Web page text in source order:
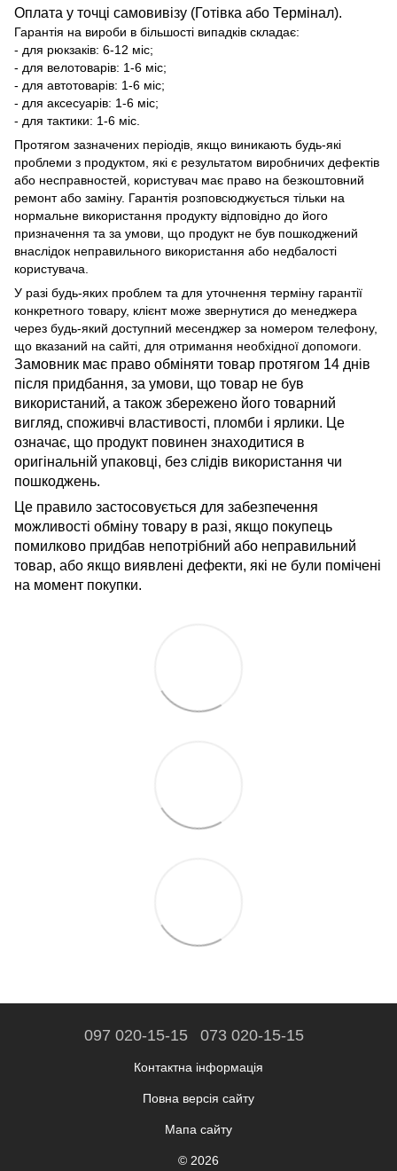
Оплата у точці самовивізу (Готівка або Термінал).
Гарантія на вироби в більшості випадків складає:
- для рюкзаків: 6-12 міс;
- для велотоварів: 1-6 міс;
- для автотоварів: 1-6 міс;
- для аксесуарів: 1-6 міс;
- для тактики: 1-6 міс.
Протягом зазначених періодів, якщо виникають будь-які
проблеми з продуктом, які є результатом виробничих дефектів
або несправностей, користувач має право на безкоштовний
ремонт або заміну. Гарантія розповсюджується тільки на
нормальне використання продукту відповідно до його
призначення та за умови, що продукт не був пошкоджений
внаслідок неправильного використання або недбалості
користувача.
У разі будь-яких проблем та для уточнення терміну гарантії
конкретного товару, клієнт може звернутися до менеджера
через будь-який доступний месенджер за номером телефону,
що вказаний на сайті, для отримання необхідної допомоги.
Замовник має право обміняти товар протягом 14 днів
після придбання, за умови, що товар не був
використаний, а також збережено його товарний
вигляд, споживчі властивості, пломби і ярлики. Це
означає, що продукт повинен знаходитися в
оригінальній упаковці, без слідів використання чи
пошкоджень.
Це правило застосовується для забезпечення
можливості обміну товару в разі, якщо покупець
помилково придбав непотрібний або неправильний
товар, або якщо виявлені дефекти, які не були помічені
на момент покупки.
097 020-15-15 073 020-15-15
Контактна інформація
Повна версія сайту
Мапа сайту
© 2026